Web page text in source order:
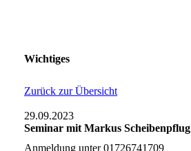
Wichtiges
Zurück zur Übersicht
29.09.2023
Seminar mit Markus Scheibenpflug
Anmeldung unter 01726741709